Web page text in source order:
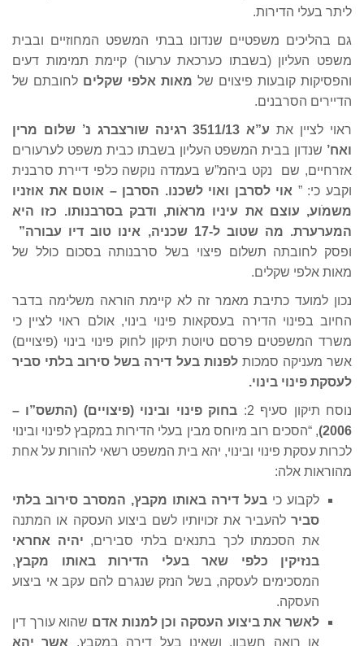
ליתר בעלי הדירות.
גם בהליכים משפטיים שנדונו בבתי המשפט המחוזיים ובבית
משפט העליון (בשבתו כערכאת ערעור) קיימת תמימות דעים
והפסיקות קובעות פיצוים של מאות אלפי שקלים לחובתם של
הדיירים הסרבנים.
ראוי לציין את
ע”א 3511/13 רגינה שורצברג נ’ שלום מרין
ואח’ שנדון בבית המשפט העליון בשבתו כבית משפט לערעורים
אזרחיים, שם נקט ביהמ”ש בעמדה נוקשה כלפי דיירת סרבנית
וקבע כי: ” אוי לסרבן ואוי לשכנו. הסרבן – אוטם את אוזניו
משמֹוע, עוצם את עיניו מראֹות, ודבק בסרבנותו. כזו היא
המערערת. מה שטוב ל-17 שכניה, אינו טוב דיו עבורה
”
ופסק לחובתה תשלום פיצוי בשל סרבנותה בסכום כולל של
מאות אלפי שקלים.
נכון למועד כתיבת מאמר זה לא קיימת הוראה משלימה בדבר
החיוב בפינוי הדירה בעסקאות פינוי בינוי, אולם ראוי לציין כי
משרד המשפטים פרסם טיוטת תיקון לחוק פינוי בינוי (פיצויים)
אשר מעניקה סמכותלפנות בעל דירה בשל סירוב בלתי סביר
לעסקת פינוי בינוי.
נוסח תיקון סעיף 2:
בחוק פינוי ובינוי (פיצויים) (התשס”ו –
2006
), “הסכים רוב מיוחס מבין בעלי הדירות במקבץ לפינוי ובינוי
לכרות עסקת פינוי ובינוי, יהא בית המשפט רשאי להורות על אחת
מהוראות אלה:
לקבוע כי בעל דירה באותו מקבץ, המסרב סירוב בלתי
סביר להעביר את זכויותיו לשם ביצוע העסקה או המתנה
את הסכמתו לכך בתנאים בלתי סבירים, יהיה אחראי
בנזיקין כלפי שאר בעלי הדירות באותו מקבץ,
המסכימים לעסקה, בשל הנזק שנגרם להם עקב אי ביצוע
העסקה.
לאשר את ביצוע העסקה וכן למנות אדם שהוא עורך דין
או רואה חשבון, ושאינו בעל דירה במקבץ, אשר יהא